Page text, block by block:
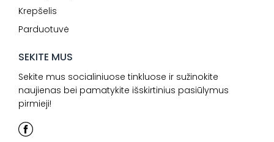
Krepšelis
Parduotuvė
SEKITE MUS
Sekite mus socialiniuose tinkluose ir sužinokite
naujienas bei pamatykite išskirtinius pasiūlymus
pirmieji!